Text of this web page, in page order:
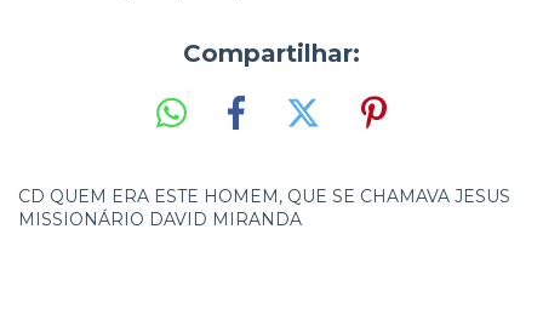
Compartilhar:
CD QUEM ERA ESTE HOMEM, QUE SE CHAMAVA JESUS
MISSIONÁRIO DAVID MIRANDA